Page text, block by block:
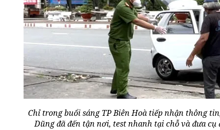
Chỉ trong buổi sáng TP Biên Hoà tiếp nhận thông
Dũng đã đến tận nơi, test nhanh tại chỗ và đưa